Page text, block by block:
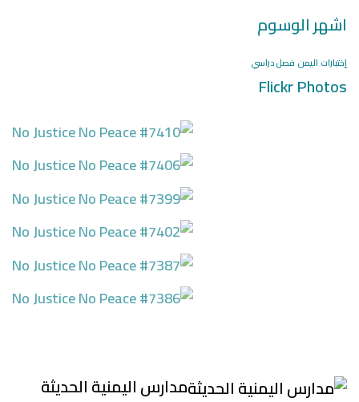
اشهر الوسوم
إختبارات اليمن فصل دراسي
Flickr Photos
مدارس اليمنية الحديثة